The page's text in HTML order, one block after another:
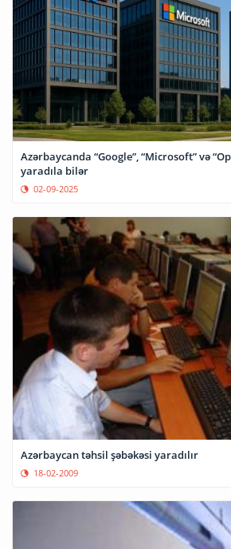
Azərbaycanda “Google”, “Microsoft” və
yaradıla bilər
02-09-2025
Azərbaycan təhsil şəbəkəsi yaradılır
18-02-2009